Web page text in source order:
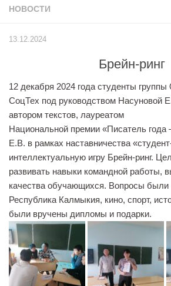
Учёный совет
Контакты РГУ СоцТех
Сведения об образовательной
Абитуриенту
Рейтинговые списки
Рекомендованные к зачислению
Приказы о зачислении
Студенту
Личный кабинет
Расписание учебных занятий
полугодие
Коллективные творческие дела
Библиотека
НОВОСТИ
13.12.2024
Брейн-ринг
12 декабря 2024 года студенты
СоцТех под руководством Насуновой
автором текстов, лауреатом
Национальной премии «Писатель
Е.В. в рамках наставничества
интеллектуальную игру Брейн-ринг.
развивать навыки командной работы,
качества обучающихся. Вопросы были
Республика Калмыкия, кино, спорт,
были вручены дипломы и подарки.